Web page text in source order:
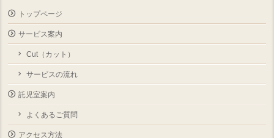
トップページ
サービス案内
Cut（カット）
サービスの流れ
託児室案内
よくあるご質問
アクセス方法